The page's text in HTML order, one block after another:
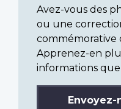
Avez-vous des
ou une
commémorative
Apprenez-en
informations
Envoyez-